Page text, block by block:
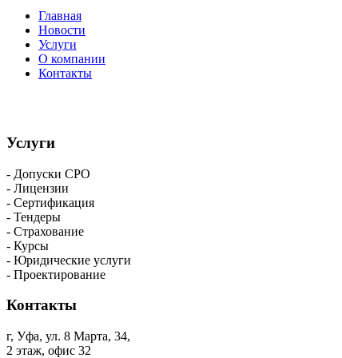
Главная
Новости
Услуги
О компании
Контакты
Услуги
- Допуски СРО
- Лицензии
- Сертификация
- Тендеры
- Страхование
- Курсы
- Юридические услуги
- Проектирование
Контакты
г, Уфа, ул. 8 Марта, 34,
2 этаж, офис 32